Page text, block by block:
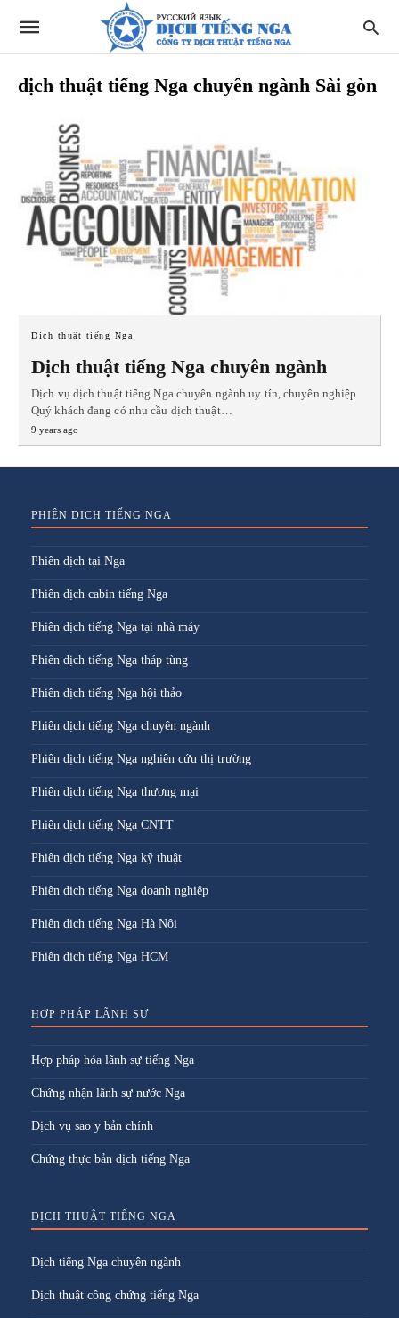
dịch thuật tiếng Nga chuyên ngành Sài gòn
Dịch thuật tiếng Nga
Dịch thuật tiếng Nga chuyên ngành
Dịch vụ dịch thuật tiếng Nga chuyên ngành uy tín, chuyên nghiệp
Quý khách đang có nhu cầu dịch thuật…
9 years ago
PHIÊN DỊCH TIẾNG NGA
Phiên dịch tại Nga
Phiên dịch cabin tiếng Nga
Phiên dịch tiếng Nga tại nhà máy
Phiên dịch tiếng Nga tháp tùng
Phiên dịch tiếng Nga hội thảo
Phiên dịch tiếng Nga chuyên ngành
Phiên dịch tiếng Nga nghiên cứu thị trường
Phiên dịch tiếng Nga thương mại
Phiên dịch tiếng Nga CNTT
Phiên dịch tiếng Nga kỹ thuật
Phiên dịch tiếng Nga doanh nghiệp
Phiên dịch tiếng Nga Hà Nội
Phiên dịch tiếng Nga HCM
HỢP PHÁP LÃNH SỰ
Hợp pháp hóa lãnh sự tiếng Nga
Chứng nhận lãnh sự nước Nga
Dịch vụ sao y bản chính
Chứng thực bản dịch tiếng Nga
DỊCH THUẬT TIẾNG NGA
Dịch tiếng Nga chuyên ngành
Dịch thuật công chứng tiếng Nga